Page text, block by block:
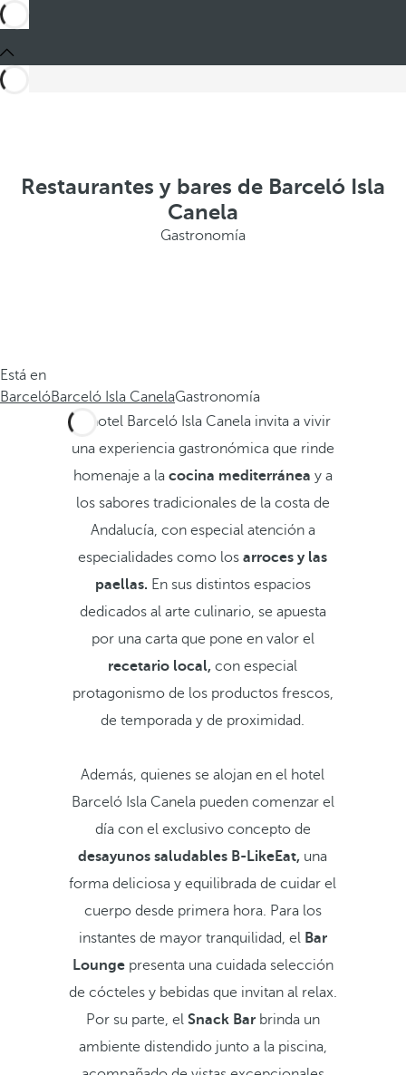
Restaurantes y bares de Barceló Isla
Canela
Gastronomía
Está en
BarcelóBarceló Isla CanelaGastronomía
El hotel Barceló Isla Canela invita a vivir
una experiencia gastronómica que rinde
homenaje a la cocina mediterránea y a
los sabores tradicionales de la costa de
Andalucía, con especial atención a
especialidades como losarroces y las
paellas. En sus distintos espacios
dedicados al arte culinario, se apuesta
por una carta que pone en valor el
recetario local, con especial
protagonismo de los productos frescos,
de temporada y de proximidad.
Además, quienes se alojan en el hotel
Barceló Isla Canela pueden comenzar el
día con el exclusivo concepto de
desayunos saludables B-LikeEat, una
forma deliciosa y equilibrada de cuidar el
cuerpo desde primera hora. Para los
instantes de mayor tranquilidad, el Bar
Loungepresenta una cuidada selección
de cócteles y bebidas que invitan al relax.
Por su parte, el Snack Barbrinda un
ambiente distendido junto a la piscina,